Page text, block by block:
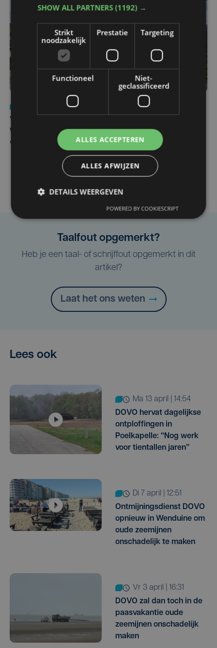
wo 5 augustus | 11:57
Vier Oostendse gynaecologen versterken dienst in AZ
West, dat ook een nieuwe voltijdse gynaecoloog
verwelkomt
Taalfout opgemerkt?
Heb je een taal- of schrijffout opgemerkt in dit
artikel?
Laat het ons weten
Lees ook
ma 13 april | 14:54
DOVO hervat dagelijkse
ontploffingen in
Poelkapelle: “Nog werk
voor tientallen jaren”
di 7 april | 12:51
Ontmijningsdienst DOVO
opnieuw in Wenduine om
oude zeemijnen
onschadelijk te maken
vr 3 april | 16:31
DOVO zal dan toch in de
paasvakantie oude
zeemijnen onschadelijk
maken
SHOW ALL PARTNERS(1192) →
Strikt
noodzakelijk
Prestatie Targeting
Functioneel
Niet-
geclassificeerd
ALLES ACCEPTEREN
ALLES AFWIJZEN
DETAILS WEERGEVEN
POWERED BY COOKIESCRIPT